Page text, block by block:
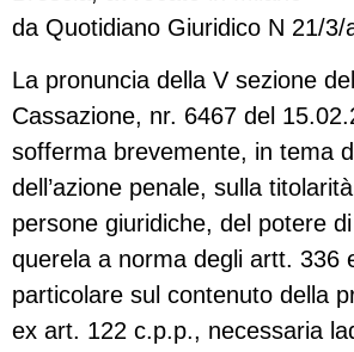
da Quotidiano Giuridico N 21/3/
La pronuncia della V sezione
Cassazione, nr. 6467 del
sofferma brevemente, in tema
dell’azione penale, sulla
persone giuridiche, del potere
querela a norma degli artt. 336
particolare sul contenuto della
ex art. 122 c.p.p., necessaria